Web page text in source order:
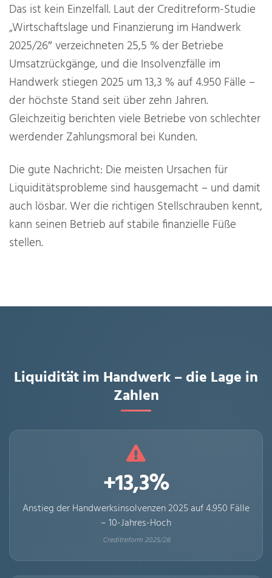
Das ist kein Einzelfall. Laut der Creditreform-Studie
„Wirtschaftslage und Finanzierung im Handwerk
2025/26″ verzeichneten 25,5 % der Betriebe
Umsatzrückgänge, und die Insolvenzfälle im
Handwerk stiegen 2025 um 13,3 % auf 4.950 Fälle –
der höchste Stand seit über zehn Jahren.
Gleichzeitig berichten viele Betriebe von schlechter
werdender Zahlungsmoral bei Kunden.
Die gute Nachricht: Die meisten Ursachen für
Liquiditätsprobleme sind hausgemacht – und damit
auch lösbar. Wer die richtigen Stellschrauben kennt,
kann seinen Betrieb auf stabile finanzielle Füße
stellen.
Liquidität im Handwerk – die Lage in
Zahlen
+13,3%
Anstieg der Handwerksinsolvenzen 2025 auf 4.950 Fälle
– 10-Jahres-Hoch
Creditreform 2025/26